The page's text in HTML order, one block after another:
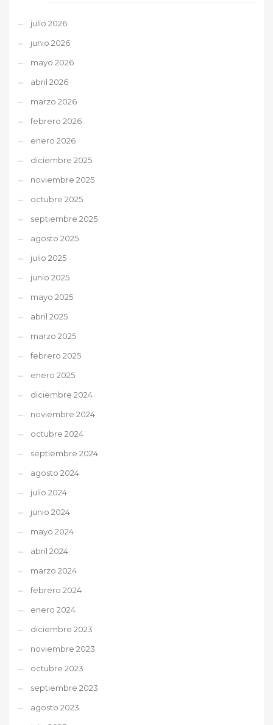
julio 2026
junio 2026
mayo 2026
abril 2026
marzo 2026
febrero 2026
enero 2026
diciembre 2025
noviembre 2025
octubre 2025
septiembre 2025
agosto 2025
julio 2025
junio 2025
mayo 2025
abril 2025
marzo 2025
febrero 2025
enero 2025
diciembre 2024
noviembre 2024
octubre 2024
septiembre 2024
agosto 2024
julio 2024
junio 2024
mayo 2024
abril 2024
marzo 2024
febrero 2024
enero 2024
diciembre 2023
noviembre 2023
octubre 2023
septiembre 2023
agosto 2023